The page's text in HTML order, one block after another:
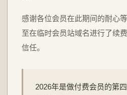
感谢各位会员在此期间的耐心
至在临时会员站域名进行了续
信任。
2026年是做付费会员的第